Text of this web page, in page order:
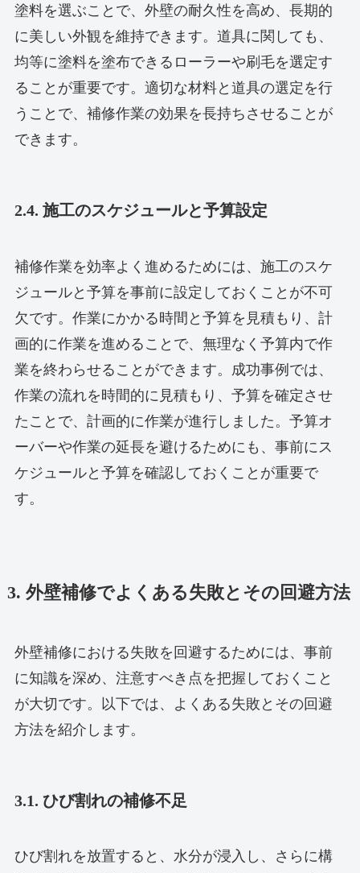
塗料を選ぶことで、外壁の耐久性を高め、長期的
に美しい外観を維持できます。道具に関しても、
均等に塗料を塗布できるローラーや刷毛を選定す
ることが重要です。適切な材料と道具の選定を行
うことで、補修作業の効果を長持ちさせることが
できます。
2.4. 施工のスケジュールと予算設定
補修作業を効率よく進めるためには、施工のスケ
ジュールと予算を事前に設定しておくことが不可
欠です。作業にかかる時間と予算を見積もり、計
画的に作業を進めることで、無理なく予算内で作
業を終わらせることができます。成功事例では、
作業の流れを時間的に見積もり、予算を確定させ
たことで、計画的に作業が進行しました。予算オ
ーバーや作業の延長を避けるためにも、事前にス
ケジュールと予算を確認しておくことが重要で
す。
3. 外壁補修でよくある失敗とその回避方法
外壁補修における失敗を回避するためには、事前
に知識を深め、注意すべき点を把握しておくこと
が大切です。以下では、よくある失敗とその回避
方法を紹介します。
3.1. ひび割れの補修不足
ひび割れを放置すると、水分が浸入し、さらに構